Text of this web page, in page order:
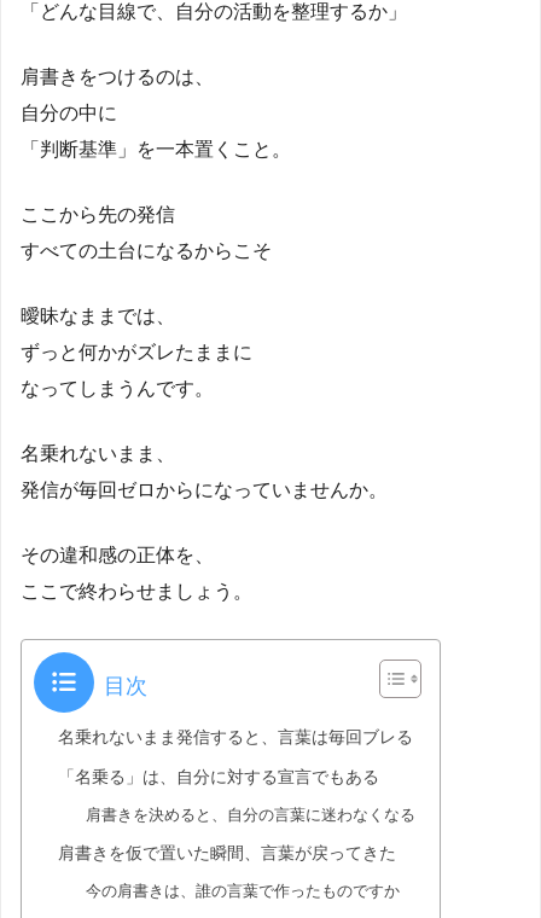
「どんな目線で、自分の活動を整理するか」
肩書きをつけるのは、
自分の中に
「判断基準」を一本置くこと。
ここから先の発信
すべての土台になるからこそ
曖昧なままでは、
ずっと何かがズレたままに
なってしまうんです。
名乗れないまま、
発信が毎回ゼロからになっていませんか。
その違和感の正体を、
ここで終わらせましょう。
目次
名乗れないまま発信すると、言葉は毎回ブレる
「名乗る」は、自分に対する宣言でもある
肩書きを決めると、自分の言葉に迷わなくなる
肩書きを仮で置いた瞬間、言葉が戻ってきた
今の肩書きは、誰の言葉で作ったものですか